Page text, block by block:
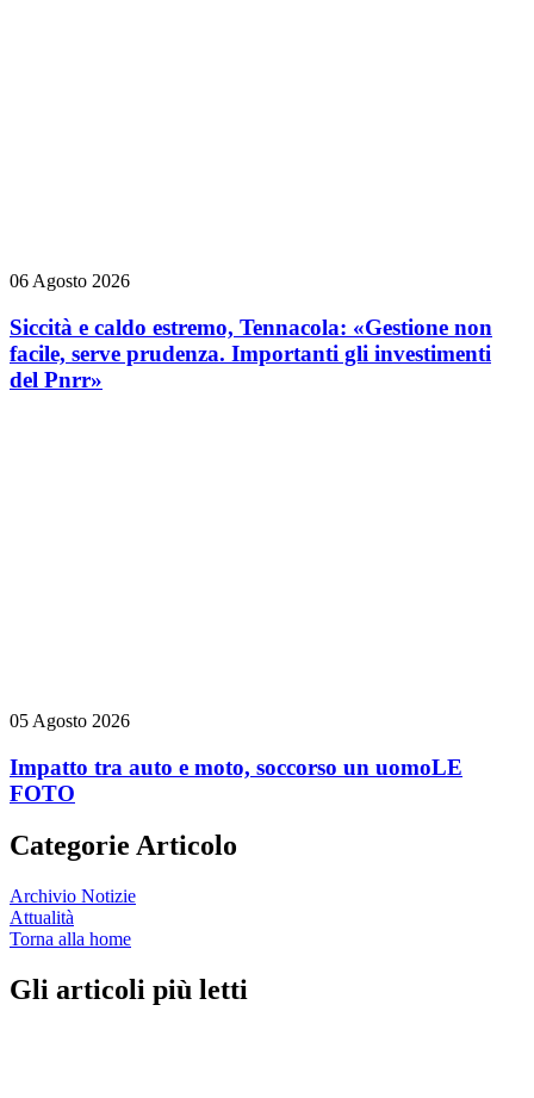
06 Agosto 2026
Siccità e caldo estremo, Tennacola: «Gestione non
facile, serve prudenza. Importanti gli investimenti
del Pnrr»
05 Agosto 2026
Impatto tra auto e moto, soccorso un uomoLE
FOTO
Categorie Articolo
Archivio Notizie
Attualità
Torna alla home
Gli articoli più letti